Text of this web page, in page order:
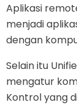
Aplikasi
menjadi
dengan
Selain itu
mengatur
Kontrol yang